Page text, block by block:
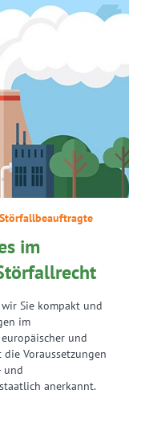
im
Sie kompakt und
im
und
Voraussetzungen
und
anerkannt.